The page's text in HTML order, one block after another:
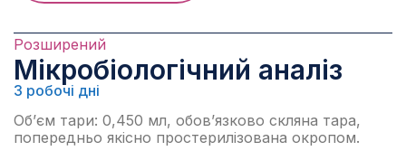
Розширений
Мікробіологічний аналіз
3 робочі дні
Об’єм тари: 0,450 мл, обов’язково скляна тара,
попередньо якісно простерилізована окропом.